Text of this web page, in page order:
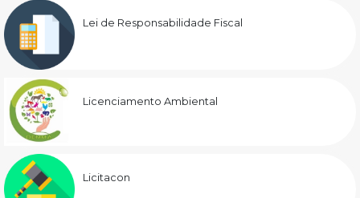
Lei de Responsabilidade Fiscal
Licenciamento Ambiental
Licitacon